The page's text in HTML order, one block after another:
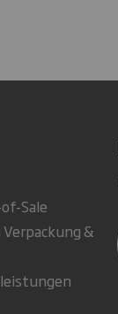
Sale
&